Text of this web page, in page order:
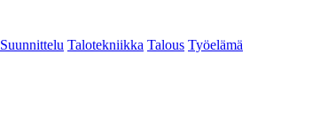
Suunnittelu Talotekniikka Talous Työelämä